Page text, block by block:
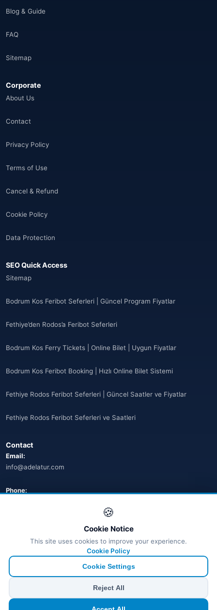
Blog & Guide
FAQ
Sitemap
Corporate
About Us
Contact
Privacy Policy
Terms of Use
Cancel & Refund
Cookie Policy
Data Protection
SEO Quick Access
Sitemap
Bodrum Kos Feribot Seferleri | Güncel Program Fiyatlar
Fethiye’den Rodos’a Feribot Seferleri
Bodrum Kos Ferry Tickets | Online Bilet | Uygun Fiyatlar
Bodrum Kos Feribot Booking | Hızlı Online Bilet Sistemi
Fethiye Rodos Feribot Seferleri | Güncel Saatler ve Fiyatlar
Fethiye Rodos Feribot Seferleri ve Saatleri
Contact
Email:
info@adelatur.com
Phone:
€ EUR $ USD
🍪
Cookie Notice
This site uses cookies to improve your experience.
Cookie Policy
Cookie Settings
Reject All